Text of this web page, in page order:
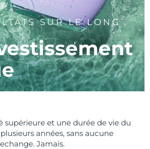
SUR LE LONG
supérieure et une durée de vie du
années, sans aucune
Jamais.